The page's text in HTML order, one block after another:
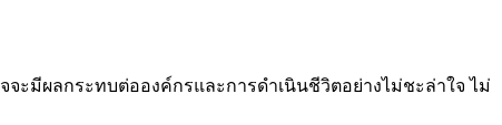
จะมีผลกระทบต่อองค์กรและการดำเนินชีวิตอย่างไม่ชะล่าใจ ไม่